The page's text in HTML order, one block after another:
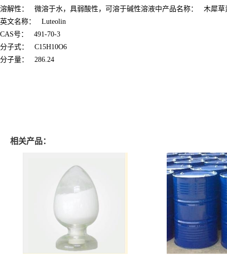
溶解性： 微溶于水，具弱酸性，可溶于碱性溶液中产品名称： 木犀草
英文名称： Luteolin
CAS号： 491-70-3
分子式： C15H10O6
分子量： 286.24
相关产品：